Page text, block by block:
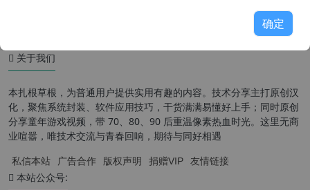
关于我们
本扎根草根，为普通用户提供实用有趣的内容。技术分享主打原创汉
化，聚焦系统封装、软件应用技巧，干货满满易懂好上手；同时原创
分享童年游戏视频，带 70、80、90 后重温像素热血时光。这里无商
业喧嚣，唯技术交流与青春回响，期待与同好相遇
私信本站 广告合作 版权声明 捐赠VIP 友情链接
本站公众号:
确定